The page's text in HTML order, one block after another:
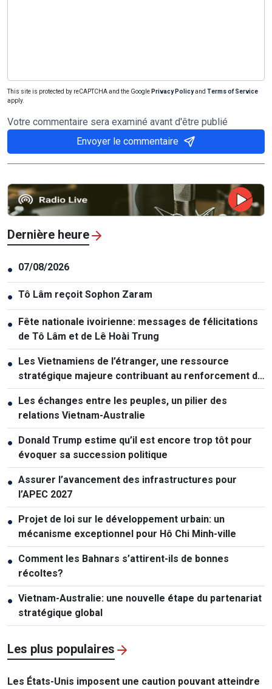
This site is protected by reCAPTCHA and the Google Privacy Policyand Terms of Service
apply.
Votre commentaire sera examiné avant d'être publié
Envoyer le commentaire
Dernière heure
● 07/08/2026
● Tô Lâm reçoit Sophon Zaram
● Fête nationale ivoirienne: messages de félicitations
de Tô Lâm et de Lê Hoài Trung
● Les Vietnamiens de l’étranger, une ressource
stratégique majeure contribuant au renforcement de
la puissance nationale
● Les échanges entre les peuples, un pilier des
relations Vietnam-Australie
● Donald Trump estime qu’il est encore trop tôt pour
évoquer sa succession politique
● Assurer l’avancement des infrastructures pour
l’APEC 2027
● Projet de loi sur le développement urbain: un
mécanisme exceptionnel pour Hô Chi Minh-ville
● Comment les Bahnars s’attirent-ils de bonnes
récoltes?
● Vietnam-Australie: une nouvelle étape du partenariat
stratégique global
Les plus populaires
Les États-Unis imposent une caution pouvant atteindre